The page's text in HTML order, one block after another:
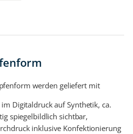
werden geliefert mit
Digitaldruck auf Synthetik, ca.
spiegelbildlich sichtbar,
inklusive Konfektionierung